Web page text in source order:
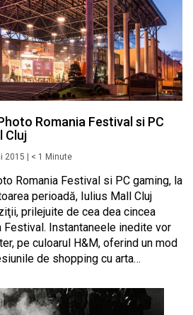
Romania Festival si PC
Cluj
2015 < 1 Minute
Romania Festival si PC gaming, la
perioadă, Iulius Mall Cluj
prilejuite de cea dea cincea
Festival. Instantaneele inedite vor
pe culoarul H&M, oferind un mod
de shopping cu arta…